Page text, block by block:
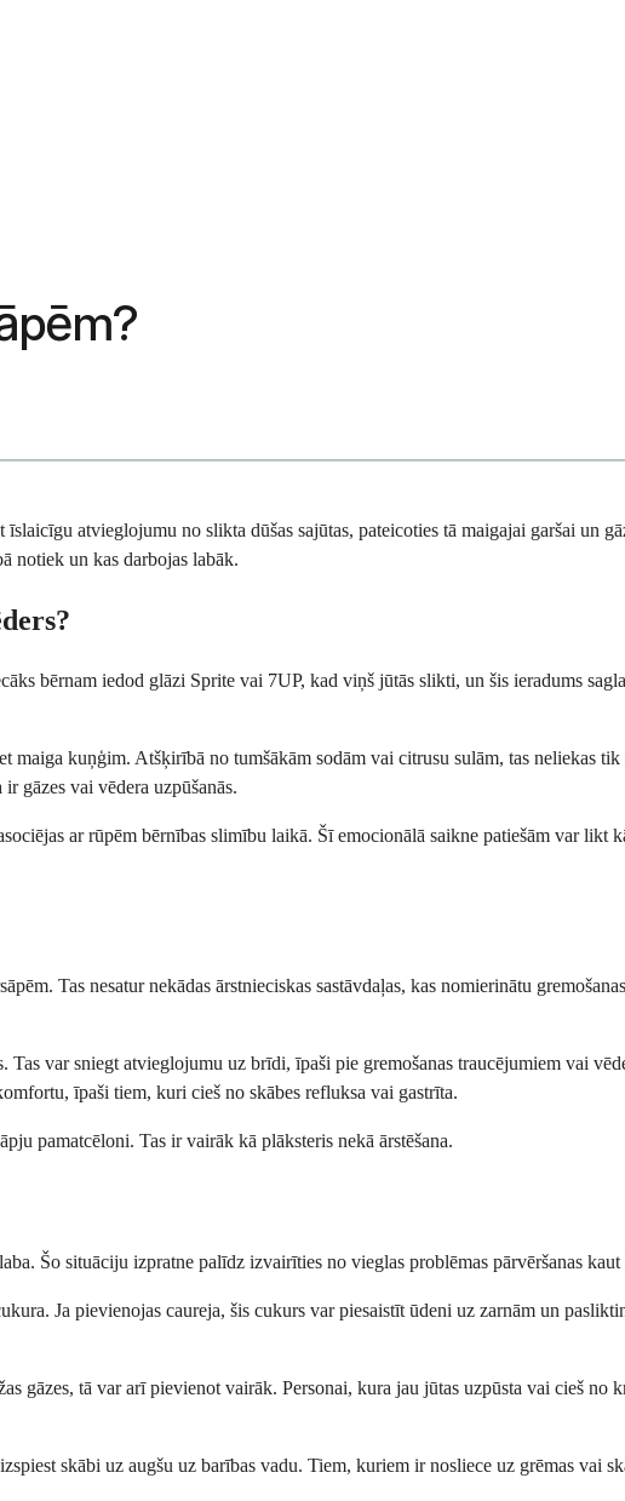
atvieglojumu no slikta dūšas sajūtas, pateicoties tā maigajai garšai un
notiek un kas darbojas labāk.
bērnam iedod glāzi Sprite vai 7UP, kad viņš jūtās slikti, un šis ieradums
kuņģim. Atšķirībā no tumšākām sodām vai citrusu sulām, tas neliekas
gāzes vai vēdera uzpūšanās.
ar rūpēm bērnības slimību laikā. Šī emocionālā saikne patiešām var likt
Tas nesatur nekādas ārstnieciskas sastāvdaļas, kas nomierinātu
Tas var sniegt atvieglojumu uz brīdi, īpaši pie gremošanas traucējumiem vai
īpaši tiem, kuri cieš no skābes refluksa vai gastrīta.
pamatcēloni. Tas ir vairāk kā plāksteris nekā ārstēšana.
Šo situāciju izpratne palīdz izvairīties no vieglas problēmas pārvēršanas kaut
Ja pievienojas caureja, šis cukurs var piesaistīt ūdeni uz zarnām un
gāzes, tā var arī pievienot vairāk. Personai, kura jau jūtas uzpūsta vai cieš
skābi uz augšu uz barības vadu. Tiem, kuriem ir nosliece uz grēmas vai